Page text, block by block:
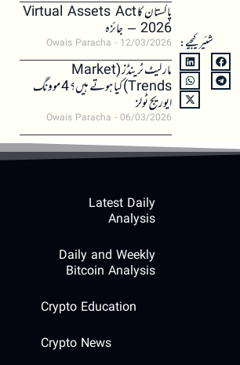
شئیر کیجیے:
پاکستان کا Virtual Assets Act
2026 – جائزہ
Owais Paracha 12/03/2026
مارکیٹ ٹرینڈز (Market
Trends) کیا ہوتے ہیں؟ 4 موونگ
ایوریج ٹولز
Owais Paracha 06/03/2026
Latest Daily
Analysis
Daily and Weekly
Bitcoin Analysis
Crypto Education
Crypto News